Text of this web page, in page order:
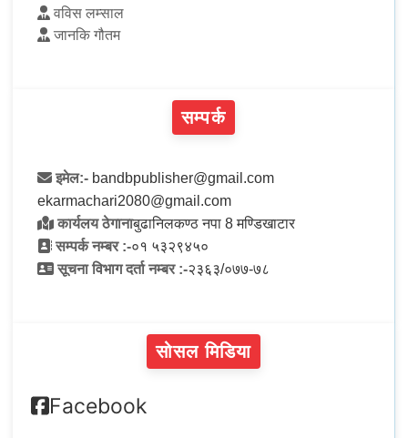
वविस लम्साल
जानकि गौतम
सम्पर्क
इमेल:- bandbpublisher@gmail.com
ekarmachari2080@gmail.com
कार्यलय ठेगानाबुढानिलकण्ठ नपा 8 मण्डिखाटार
सम्पर्क नम्बर :-०१ ५३२९४५०
सूचना विभाग दर्ता नम्बर :-२३६३/०७७-७८
सोसल मिडिया
Facebook